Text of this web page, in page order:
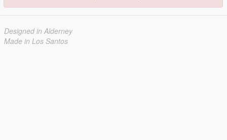
Designed in Alderney
Made in Los Santos